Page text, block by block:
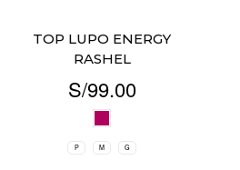
TOP LUPO ENERGY
RASHEL
S/99.00
P M G